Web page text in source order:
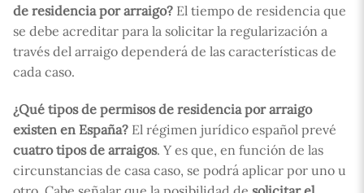
de residencia por arraigo? El tiempo de residencia que
se debe acreditar para la solicitar la regularización a
través del arraigo dependerá de las características de
cada caso.
¿Qué tipos de permisos de residencia por arraigo
existen en España? El régimen jurídico español prevé
cuatro tipos de arraigos. Y es que, en función de las
circunstancias de casa caso, se podrá aplicar por uno u